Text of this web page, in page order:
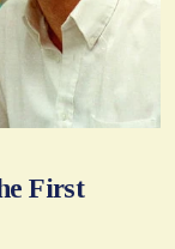
First